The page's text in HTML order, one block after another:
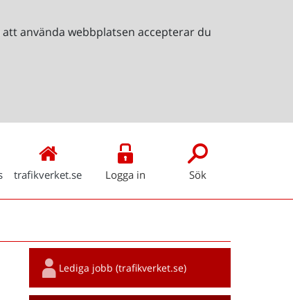
använda webbplatsen accepterar du
trafikverket.se Logga in Sök
Snabblänkar
Lediga jobb (trafikverket.se)